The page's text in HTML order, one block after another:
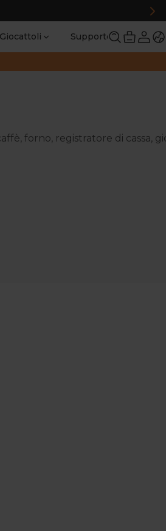
Giocattoli Supporto
forno, registratore di cassa,